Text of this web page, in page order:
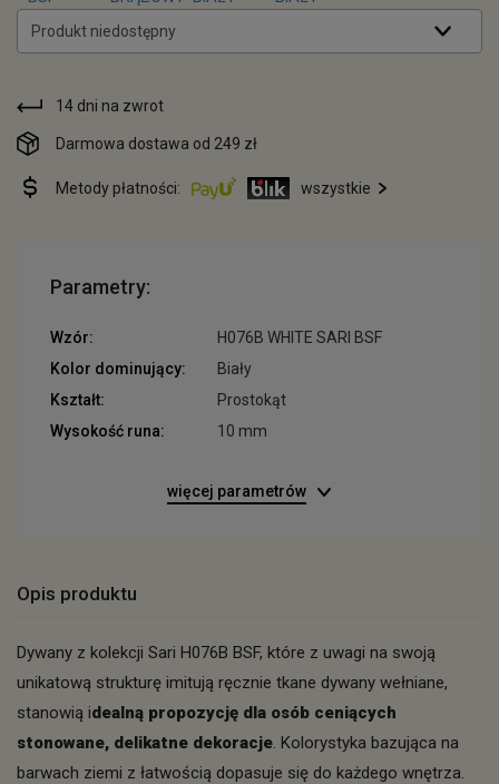
Produkt niedostępny
14 dni na zwrot
Darmowa dostawa od 249 zł
Metody płatności: wszystkie
Parametry:
Wzór:
H076B WHITE SARI BSF
Kolor dominujący:
Biały
Kształt:
Prostokąt
Wysokość runa:
10 mm
więcej parametrów
Opis produktu
Dywany z kolekcji Sari H076B BSF, które z uwagi na swoją
unikatową strukturę imitują ręcznie tkane dywany wełniane,
stanowią idealną propozycję dla osób ceniących
stonowane, delikatne dekoracje. Kolorystyka bazująca na
barwach ziemi z łatwością dopasuje się do każdego wnętrza.